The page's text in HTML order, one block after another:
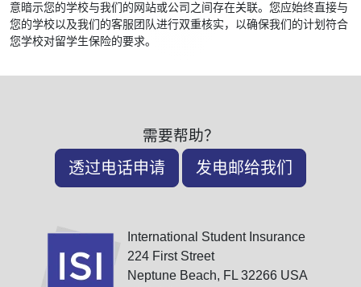
意暗示您的学校与我们的网站或公司之间存在关联。您应始终直接与
您的学校以及我们的客服团队进行双重核实，以确保我们的计划符合
您学校对留学生保险的要求。
需要帮助？
透过电话申请 发电邮给我们
International Student Insurance
224 First Street
Neptune Beach, FL 32266 USA